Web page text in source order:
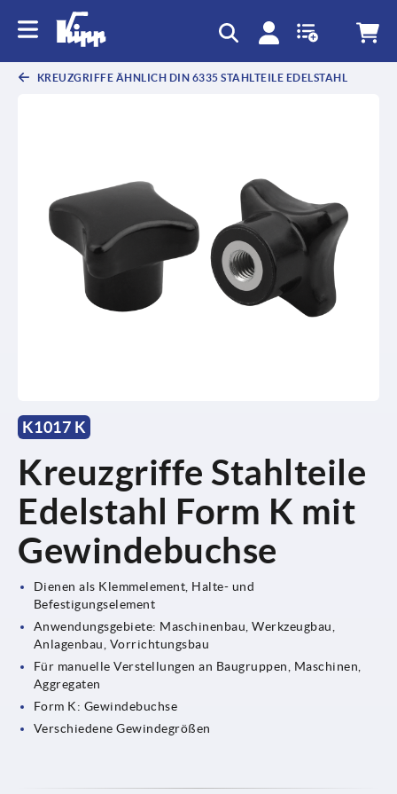
KREUZGRIFFE ÄHNLICH DIN 6335 STAHLTEILE EDELSTAHL
K1017 K
Kreuzgriffe Stahlteile
Edelstahl Form K mit
Gewindebuchse
Dienen als Klemmelement, Halte- und
Befestigungselement
Anwendungsgebiete: Maschinenbau, Werkzeugbau,
Anlagenbau, Vorrichtungsbau
Für manuelle Verstellungen an Baugruppen, Maschinen,
Aggregaten
Form K: Gewindebuchse
Verschiedene Gewindegrößen